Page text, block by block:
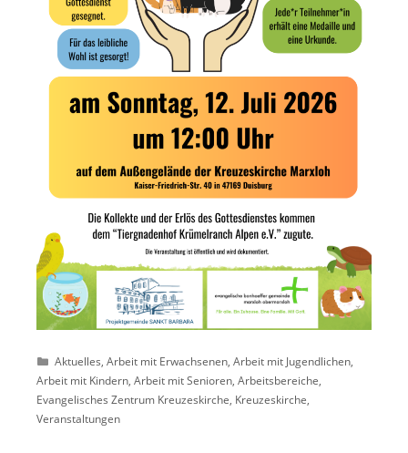
Kategorien
Aktuelles,Arbeit mit Erwachsenen,Arbeit mit Jugendlichen,
Arbeit mit Kindern, Arbeit mit Senioren, Arbeitsbereiche,
Evangelisches Zentrum Kreuzeskirche, Kreuzeskirche,
Veranstaltungen